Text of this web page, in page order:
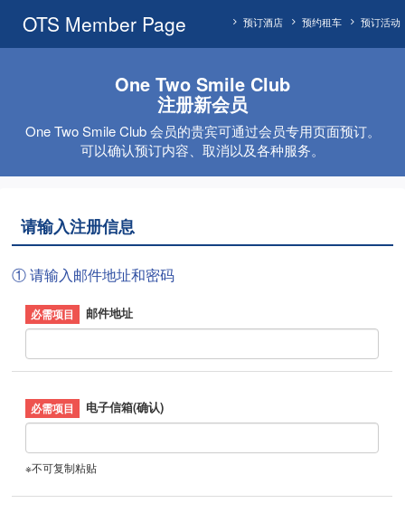
OTS Member Page 预订活动
预约租车
预订酒店
One Two Smile Club
注册新会员
One Two Smile Club 会员的贵宾可通过会员专用页面预订。
可以确认预订内容、取消以及各种服务。
请输入注册信息
① 请输入邮件地址和密码
邮件地址
电子信箱(确认)
※不可复制粘贴